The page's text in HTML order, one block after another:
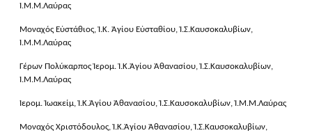
Ἱ.Μ.Μ.Λαύρας
Μοναχός Εὐστάθιος, Ἱ.Κ. Ἁγίου Εὐσταθίου, Ἱ.Σ.Καυσοκαλυβίων,
Ἱ.Μ.Μ.Λαύρας
Γέρων Πολύκαρπος Ἱερομ. Ἱ.Κ.Ἁγίου Ἀθανασίου, Ἱ.Σ.Καυσοκαλυβίων,
Ἱ.Μ.Μ.Λαύρας
Ἱερομ. Ἰωακείμ, Ἱ.Κ.Ἁγίου Ἀθανασίου, Ἱ.Σ.Καυσοκαλυβίων, Ἱ.Μ.Μ.Λαύρας
Μοναχός Χριστόδουλος, Ἱ.Κ.Ἁγίου Ἀθανασίου, Ἱ.Σ.Καυσοκαλυβίων,